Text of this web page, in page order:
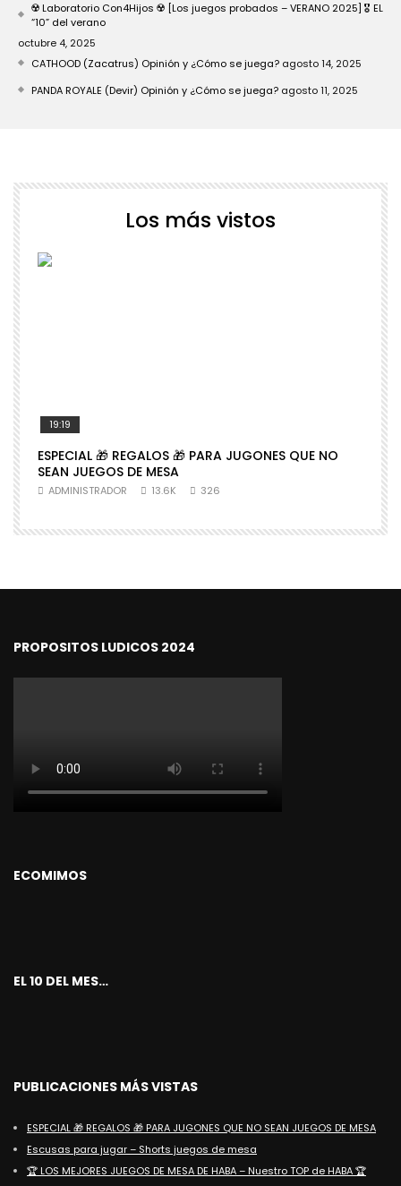
☢️ Laboratorio Con4Hijos ☢️ [Los juegos probados – VERANO 2025] 🎖️ EL
“10” del verano
octubre 4, 2025
CATHOOD (Zacatrus) Opinión y ¿Cómo se juega? agosto 14, 2025
PANDA ROYALE (Devir) Opinión y ¿Cómo se juega? agosto 11, 2025
Los más vistos
19:19
ESPECIAL 🎁 REGALOS 🎁 PARA JUGONES QUE NO
SEAN JUEGOS DE MESA
ADMINISTRADOR 13.6K 326
PROPOSITOS LUDICOS 2024
ECOMIMOS
EL 10 DEL MES…
PUBLICACIONES MÁS VISTAS
ESPECIAL 🎁 REGALOS 🎁 PARA JUGONES QUE NO SEAN JUEGOS DE MESA
Escusas para jugar – Shorts juegos de mesa
🏆 LOS MEJORES JUEGOS DE MESA DE HABA – Nuestro TOP de HABA 🏆